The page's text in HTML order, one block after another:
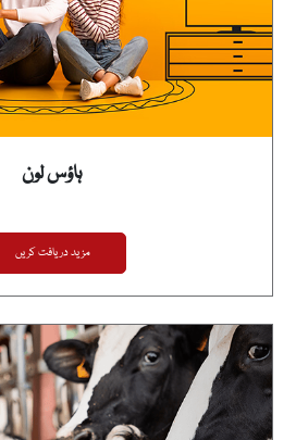
ہاؤس لون
مزید دریافت کریں